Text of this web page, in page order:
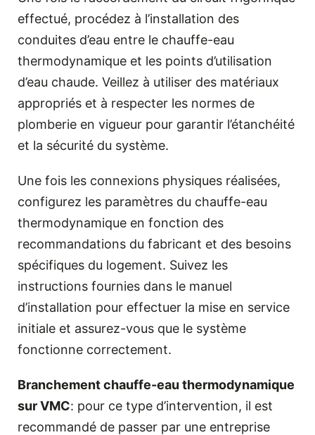
effectué, procédez à l’installation des
conduites d’eau entre le chauffe-eau
thermodynamique et les points d’utilisation
d’eau chaude. Veillez à utiliser des matériaux
appropriés et à respecter les normes de
plomberie en vigueur pour garantir l’étanchéité
et la sécurité du système.
Une fois les connexions physiques réalisées,
configurez les paramètres du chauffe-eau
thermodynamique en fonction des
recommandations du fabricant et des besoins
spécifiques du logement. Suivez les
instructions fournies dans le manuel
d’installation pour effectuer la mise en service
initiale et assurez-vous que le système
fonctionne correctement.
Branchement chauffe-eau thermodynamique
sur VMC: pour ce type d’intervention, il est
recommandé de passer par une entreprise